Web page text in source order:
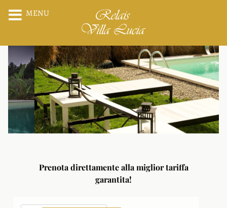
Prenota direttamente alla miglior tariffa
garantita!
MENU